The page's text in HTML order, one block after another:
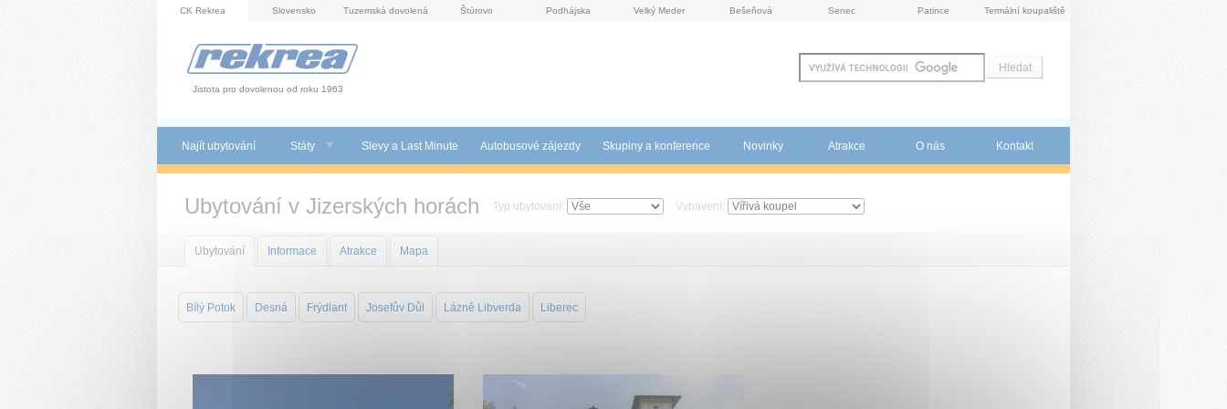
CK Rekrea Slovensko Tuzemská dovolená Štúrovo Podhájska Velký Meder Bešeňová Senec Patince Termální koupaliště
Jistota pro dovolenou od roku 1963
Najít ubytování Státy Slevy a Last Minute Autobusové zájezdy Skupiny a konference Novinky Atrakce O nás Kontakt
Ubytování v Jizerských horách Typ ubytování: Vybavení:
Ubytování Informace Atrakce Mapa
Bílý Potok Desná Frýdlant Josefův Důl Lázně Libverda Liberec